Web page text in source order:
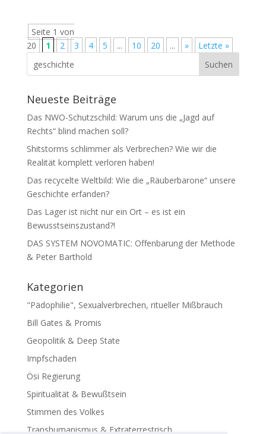
Seite 1 von
20
1 2 3 4 5 ... 10 20 ... » Letzte »
Neueste Beiträge
Das NWO-Schutzschild: Warum uns die „Jagd auf
Rechts“ blind machen soll?
Shitstorms schlimmer als Verbrechen? Wie wir die
Realität komplett verloren haben!
Das recycelte Weltbild: Wie die „Räuberbarone“ unsere
Geschichte erfanden?
Das Lager ist nicht nur ein Ort – es ist ein
Bewusstseinszustand?!
DAS SYSTEM NOVOMATIC: Offenbarung der Methode
& Peter Barthold
Kategorien
"Pädophilie", Sexualverbrechen, ritueller Mißbrauch
Bill Gates & Promis
Geopolitik & Deep State
Impfschaden
Ösi Regierung
Spiritualität & Bewußtsein
Stimmen des Volkes
Transhumanismus & Extraterrestrisch